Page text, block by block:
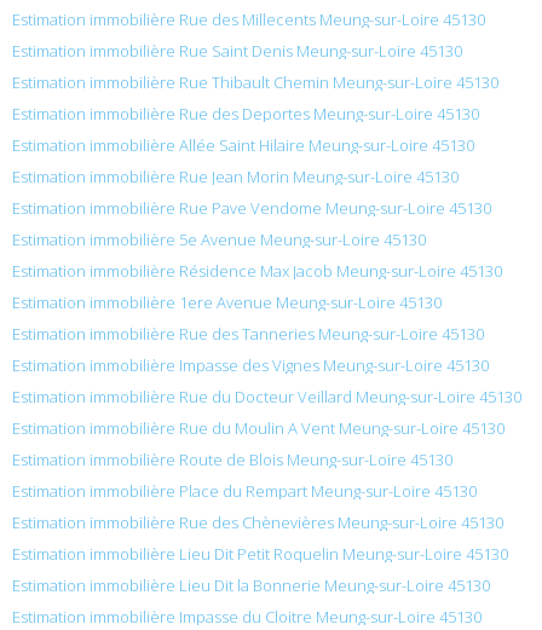
Estimation immobilière Rue des Millecents Meung-sur-Loire 45130
Estimation immobilière Rue Saint Denis Meung-sur-Loire 45130
Estimation immobilière Rue Thibault Chemin Meung-sur-Loire 45130
Estimation immobilière Rue des Deportes Meung-sur-Loire 45130
Estimation immobilière Allée Saint Hilaire Meung-sur-Loire 45130
Estimation immobilière Rue Jean Morin Meung-sur-Loire 45130
Estimation immobilière Rue Pave Vendome Meung-sur-Loire 45130
Estimation immobilière 5e Avenue Meung-sur-Loire 45130
Estimation immobilière Résidence Max Jacob Meung-sur-Loire 45130
Estimation immobilière 1ere Avenue Meung-sur-Loire 45130
Estimation immobilière Rue des Tanneries Meung-sur-Loire 45130
Estimation immobilière Impasse des Vignes Meung-sur-Loire 45130
Estimation immobilière Rue du Docteur Veillard Meung-sur-Loire 45130
Estimation immobilière Rue du Moulin A Vent Meung-sur-Loire 45130
Estimation immobilière Route de Blois Meung-sur-Loire 45130
Estimation immobilière Place du Rempart Meung-sur-Loire 45130
Estimation immobilière Rue des Chènevières Meung-sur-Loire 45130
Estimation immobilière Lieu Dit Petit Roquelin Meung-sur-Loire 45130
Estimation immobilière Lieu Dit la Bonnerie Meung-sur-Loire 45130
Estimation immobilière Impasse du Cloitre Meung-sur-Loire 45130